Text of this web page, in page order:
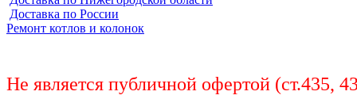
Доставка по России
Ремонт котлов и колонок
Не является публичной офертой (ст.435,